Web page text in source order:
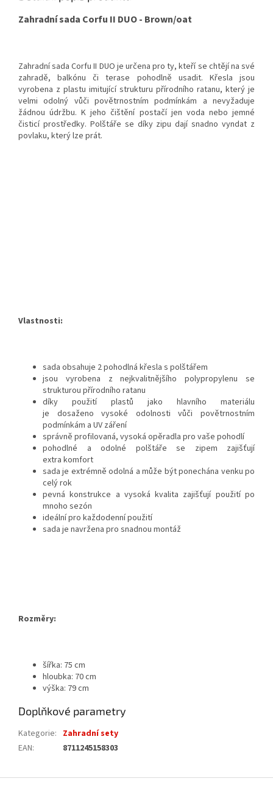
Zahradní sada Corfu II DUO - Brown/oat
Zahradní sada Corfu II DUO je určena pro ty, kteří se chtějí na své
zahradě, balkónu či terase pohodlně usadit. Křesla jsou
vyrobena z plastu imitující strukturu přírodního ratanu, který je
velmi odolný vůči povětrnostním podmínkám a nevyžaduje
žádnou údržbu. K jeho čištění postačí jen voda nebo jemné
čisticí prostředky. Polštáře se díky zipu dají snadno vyndat z
povlaku, který lze prát.
Vlastnosti:
sada obsahuje 2 pohodlná křesla s polštářem
jsou vyrobena z nejkvalitnějšího polypropylenu se
strukturou přírodního ratanu
díky použití plastů jako hlavního materiálu
je dosaženo vysoké odolnosti vůči povětrnostním
podmínkám a UV záření
správně profilovaná, vysoká opěradla pro vaše pohodlí
pohodlné a odolné polštáře se zipem zajišťují
extra komfort
sada je extrémně odolná a může být ponechána venku po
celý rok
pevná konstrukce a vysoká kvalita zajišťují použití po
mnoho sezón
ideální pro každodenní použití
sada je navržena pro snadnou montáž
Rozměry:
šířka: 75 cm
hloubka: 70 cm
výška: 79 cm
Doplňkové parametry
Kategorie: Zahradní sety
EAN: 8711245158303